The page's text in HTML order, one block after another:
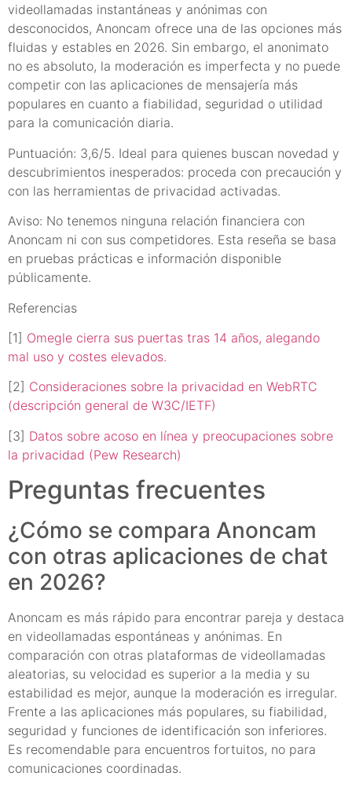
videollamadas instantáneas y anónimas con
desconocidos, Anoncam ofrece una de las opciones más
fluidas y estables en 2026. Sin embargo, el anonimato
no es absoluto, la moderación es imperfecta y no puede
competir con las aplicaciones de mensajería más
populares en cuanto a fiabilidad, seguridad o utilidad
para la comunicación diaria.
Puntuación: 3,6/5. Ideal para quienes buscan novedad y
descubrimientos inesperados: proceda con precaución y
con las herramientas de privacidad activadas.
Aviso: No tenemos ninguna relación financiera con
Anoncam ni con sus competidores. Esta reseña se basa
en pruebas prácticas e información disponible
públicamente.
Referencias
[1] Omegle cierra sus puertas tras 14 años, alegando
mal uso y costes elevados.
[2] Consideraciones sobre la privacidad en WebRTC
(descripción general de W3C/IETF)
[3] Datos sobre acoso en línea y preocupaciones sobre
la privacidad (Pew Research)
Preguntas frecuentes
¿Cómo se compara Anoncam
con otras aplicaciones de chat
en 2026?
Anoncam es más rápido para encontrar pareja y destaca
en videollamadas espontáneas y anónimas. En
comparación con otras plataformas de videollamadas
aleatorias, su velocidad es superior a la media y su
estabilidad es mejor, aunque la moderación es irregular.
Frente a las aplicaciones más populares, su fiabilidad,
seguridad y funciones de identificación son inferiores.
Es recomendable para encuentros fortuitos, no para
comunicaciones coordinadas.